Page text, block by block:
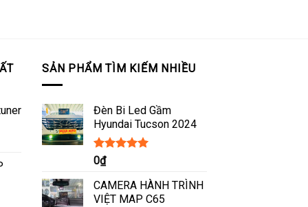
SẢN PHẨM TÌM KIẾM NHIỀU
Đèn Bi Led Gầm
Hyundai Tucson 2024
Được xếp
hạng
sao
0₫
CAMERA HÀNH TRÌNH
VIỆT MAP C65